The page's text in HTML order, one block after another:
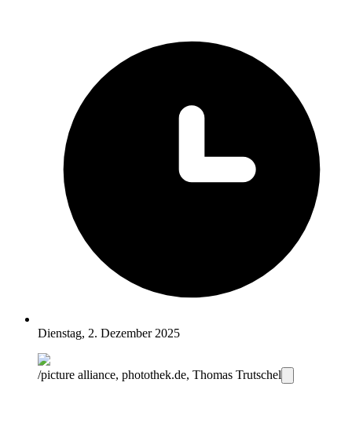
Dienstag, 2. Dezember 2025
/picture alliance, photothek.de, Thomas Trutschel